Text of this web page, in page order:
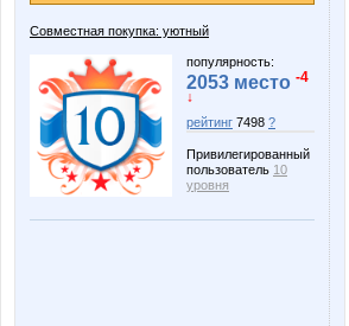
Совместная покупка: уютный
популярность:
2053 место -4
↓
рейтинг 7498 ?
Привилегированный
пользователь 10
уровня